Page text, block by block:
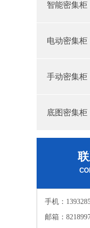
智能密集柜
电动密集柜
手动密集柜
底图密集柜
手机：
邮箱：